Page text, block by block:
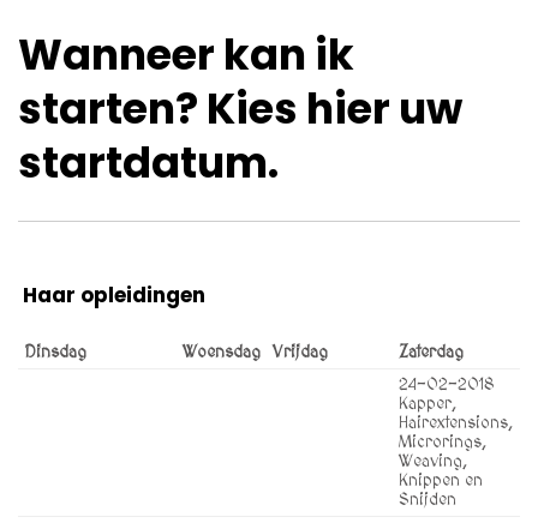
Wanneer kan ik
starten? Kies hier uw
startdatum.
Haar opleidingen
Dinsdag Woensdag Vrijdag
Zaterdag
24-02-2018
Kapper,
Hairextensions,
Microrings,
Weaving,
Knippen en
Snijden